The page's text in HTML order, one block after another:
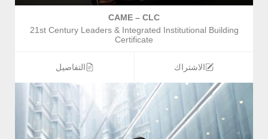
CAME – CLC
21st Century Leaders & Integrated Institutional Building
Certificate
الاشتراك التفاصيل